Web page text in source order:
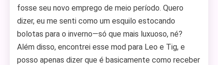
fosse seu novo emprego de meio período. Quero
dizer, eu me senti como um esquilo estocando
bolotas para o inverno—só que mais luxuoso, né?
Além disso, encontrei esse mod para Leo e Tig, e
posso apenas dizer que é basicamente como receber